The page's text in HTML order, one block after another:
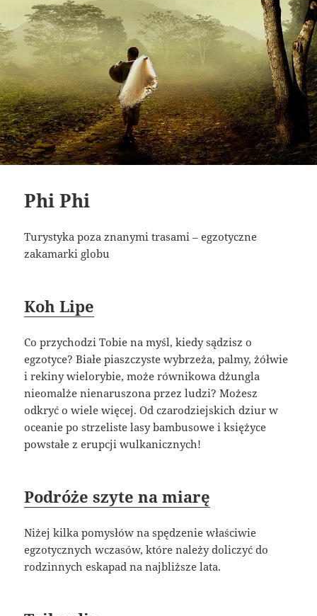
Phi Phi
Turystyka poza znanymi trasami – egzotyczne
zakamarki globu
Koh Lipe
Co przychodzi Tobie na myśl, kiedy sądzisz o
egzotyce? Białe piaszczyste wybrzeża, palmy, żółwie
i rekiny wielorybie, może równikowa dżungla
nieomalże nienaruszona przez ludzi? Możesz
odkryć o wiele więcej. Od czarodziejskich dziur w
oceanie po strzeliste lasy bambusowe i księżyce
powstałe z erupcji wulkanicznych!
Podróże szyte na miarę
Niżej kilka pomysłów na spędzenie właściwie
egzotycznych wczasów, które należy doliczyć do
rodzinnych eskapad na najbliższe lata.